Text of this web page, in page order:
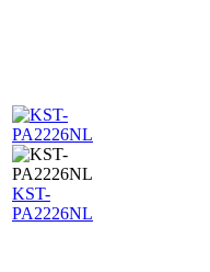
KST-
PA2226NL